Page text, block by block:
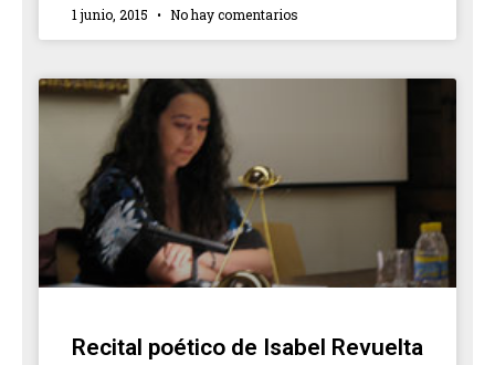
1 junio, 2015 No hay comentarios
Recital poético de Isabel Revuelta